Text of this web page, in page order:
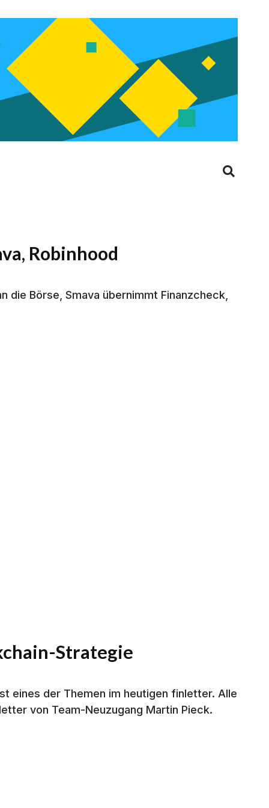
Robinhood
Börse, Smava übernimmt Finanzcheck,
Strategie
eines der Themen im heutigen finletter. Alle
von Team-Neuzugang Martin Pieck.